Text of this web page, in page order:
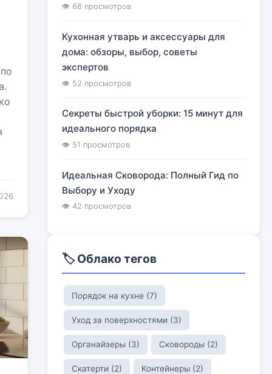
👁 68 просмотров
Кухонная утварь и аксессуары для
дома: обзоры, выбор, советы
экспертов
👁 52 просмотров
Секреты быстрой уборки: 15 минут для
идеального порядка
👁 51 просмотров
Идеальная Сковорода: Полный Гид по
Выбору и Уходу
👁 42 просмотров
🏷️ Облако тегов
Порядок на кухне (7)
Уход за поверхностями (3)
Органайзеры (3) Сковороды (2)
Скатерти (2) Контейнеры (2)